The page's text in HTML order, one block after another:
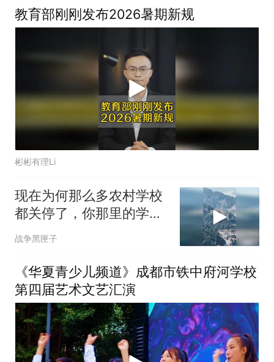
教育部刚刚发布2026暑期新规
彬彬有理Li
现在为何那么多农村学校
都关停了，你那里的学校
还好吗
战争黑匣子
《华夏青少儿频道》成都市铁中府河学校
第四届艺术文艺汇演